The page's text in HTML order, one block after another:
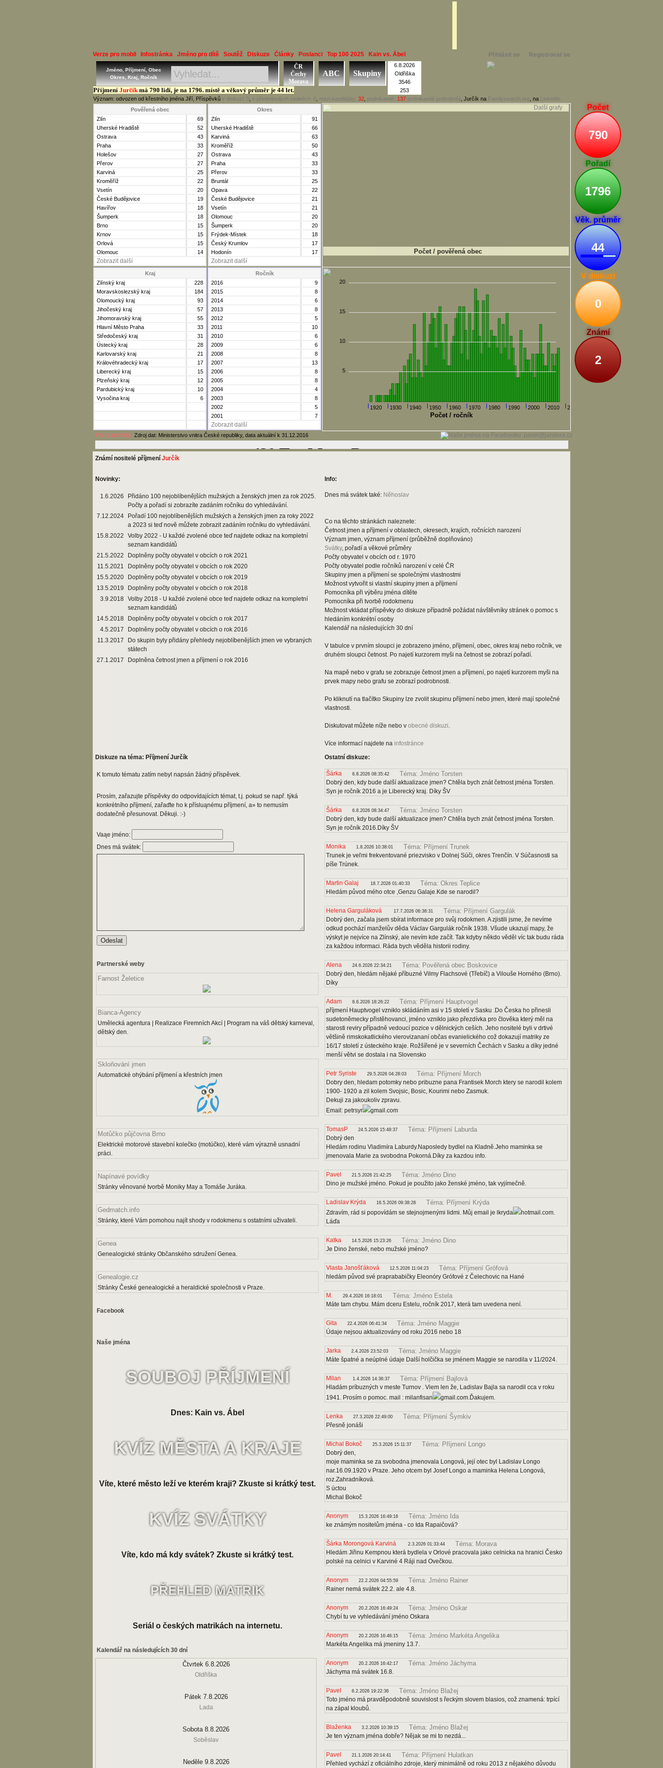
Verze pro mobil Infostránka Jméno pro dítě Soutěž Diskuze Články Poslanci Top 100 2025 Kain vs. Ábel
Další grafy
Přihlásit se Registrovat se
Počet
790
Pořadí
1796
Věk. průměr
44
V diskuzi
0
Známí
2
Příjmení Jurčíkmá 790 lidí, je na 1796. místě a věkový průměr je 44 let.
Význam: odvozen od křestního jména Jiří, Příspěvků v diskuzi: 0 v předminulých stoletích: 0 mezi kandidáty: 32 podnikatelé: 137 podnikatelé podrobněji , Jurčík na Familysearch.org , na LinkedIn
Jméno, Příjmení, Obec
Okres, Kraj, Ročník
ČR
Čechy
Morava
ABC Skupiny
6.8.2026
Oldřiška
3546
253
Pověřená obec
Zlín
69
Uherské Hradiště
52
Ostrava
43
Praha
33
Holešov
27
Přerov
27
Karviná
25
Kroměříž
22
Vsetín
20
České Budějovice
19
Havířov
18
Šumperk
18
Brno
15
Krnov
15
Orlová
15
Olomouc
14
Zobrazit další
Okres
Zlín
91
Uherské Hradiště
66
Karviná
63
Kroměříž
50
Ostrava
43
Praha
33
Přerov
33
Bruntál
25
Opava
22
České Budějovice
21
Vsetín
21
Olomouc
20
Šumperk
20
Frýdek-Místek
18
Český Krumlov
17
Hodonín
17
Zobrazit další
Počet / pověřená obec
Kraj
Zlínský kraj
228
Moravskoslezský kraj
184
Olomoucký kraj
93
Jihočeský kraj
57
Jihomoravský kraj
55
Hlavní Město Praha
33
Středočeský kraj
31
Ústecký kraj
28
Karlovarský kraj
21
Královéhradecký kraj
17
Liberecký kraj
15
Plzeňský kraj
12
Pardubický kraj
10
Vysočina kraj
6
Ročník
2016
9
2015
8
2014
6
2013
8
2012
5
2011
10
2010
6
2009
6
2008
8
2007
13
2006
8
2005
8
2004
4
2003
8
2002
5
2001
7
Zobrazit další
1920 1930 1940 1950 1960 1970 1980 1990 2000 2010 2020
5
10
15
20
Počet / ročník
Verze pro tisk Zdroj dat: Ministerstvo vnitra České republiky, data aktuální k 31.12.2016 pavel@jandora.cz
Známí nositelé příjmení Jurčík
Novinky: Info:
1.6.2026
Přidáno 100 nejoblíbenějších mužských a ženských jmen za rok 2025.
Počty a pořadí si zobrazíte zadáním ročníku do vyhledávání.
7.12.2024
Pořadí 100 nejoblíbenějších mužských a ženských jmen za roky 2022
a 2023 si teď nově můžete zobrazit zadáním ročníku do vyhledávání.
15.8.2022
Volby 2022 - U každé zvolené obce teď najdete odkaz na kompletní
seznam kandidátů
21.5.2022
Doplněny počty obyvatel v obcích o rok 2021
11.5.2021
Doplněny počty obyvatel v obcích o rok 2020
15.5.2020
Doplněny počty obyvatel v obcích o rok 2019
13.5.2019
Doplněny počty obyvatel v obcích o rok 2018
3.9.2018 Volby 2018 - U každé zvolené obce teď najdete odkaz na kompletní
seznam kandidátů
14.5.2018
Doplněny počty obyvatel v obcích o rok 2017
4.5.2017
Doplněny počty obyvatel v obcích o rok 2016
11.3.2017
Do skupin byly přidány přehledy nejoblíbenějších jmen ve vybraných
státech
27.1.2017
Doplněna četnost jmen a příjmení o rok 2016
Dnes má svátek také: Něhoslav
Co na těchto stránkách naleznete:
Četnost jmen a příjmení v oblastech, okresech, krajích, ročnících narození
Význam jmen, význam příjmení (průběžně doplňováno)
Svátky, pořadí a věkové průměry
Počty obyvatel v obcích od r. 1970
Počty obyvatel podle ročníků narození v celé ČR
Skupiny jmen a příjmení se společnými vlastnostmi
Možnost vytvořit si vlastní skupiny jmen a příjmení
Pomocníka při výběru jména dítěte
Pomocníka při tvorbě rodokmenu
Možnost vkládat příspěvky do diskuze případně požádat návštěvníky stránek o pomoc s
hledáním konkrétní osoby
Kalendář na následujících 30 dní
V tabulce v prvním sloupci je zobrazeno jméno, příjmení, obec, okres kraj nebo ročník, ve
druhém sloupci četnost. Po najetí kurzorem myši na četnost se zobrazí pořadí.
Na mapě nebo v grafu se zobrazuje četnost jmen a příjmení, po najetí kurzorem myši na
prvek mapy nebo grafu se zobrazí podrobnosti.
Po kliknutí na tlačítko Skupiny lze zvolit skupinu příjmení nebo jmen, které mají společné
vlastnosti.
Diskutovat můžete níže nebo v obecné diskuzi.
Více informací najdete na infostránce
Diskuze na téma: Příjmení Jurčík
Ostatní diskuze:
K tomuto tématu zatím nebyl napsán žádný příspěvek.
Prosím, zařazujte příspěvky do odpovídajících témat, t.j. pokud se např. týká
konkrétního příjmení, zařaďte ho k přísluąnému příjmení, a» to nemusím
dodatečně přesunovat. Děkuji. :-)
Vaąe jméno:
Dnes má svátek:
Partnerské weby
Farnost Želetice
Bianca-Agency
Umělecká agentura | Realizace Firemních Akcí | Program na váš dětský karneval,
dětský den.
Skloňování jmen
Automatické ohýbání příjmení a křestních jmen
Motůčko půjčovna Brno
Elektrické motorové stavební kolečko (motúčko), které vám výrazně usnadní
práci.
Napínavé povídky
Stránky věnované tvorbě Moniky May a Tomáše Juráka.
Gedmatch.info
Stránky, které Vám pomohou najít shody v rodokmenu s ostatními uživateli.
Genea
Genealogické stránky Občanského sdružení Genea.
Genealogie.cz
Stránky České genealogické a heraldické společnosti v Praze.
Facebook
Naše jména
SOUBOJ PŘÍJMENÍ
Dnes: Kain vs. Ábel
KVÍZ MĚSTA A KRAJE
Víte, které město leží ve kterém kraji? Zkuste si krátký test.
KVÍZ SVÁTKY
Víte, kdo má kdy svátek? Zkuste si krátký test.
PŘEHLED MATRIK
Seriál o českých matrikách na internetu.
Kalendář na následujících 30 dní
Čtvrtek 6.8.2026
Oldřiška
Pátek 7.8.2026
Lada
Sobota 8.8.2026
Soběslav
Neděle 9.8.2026
Šárka 6.8.2026 08:35:42 Téma: Jméno Torsten
Dobrý den, kdy bude další aktualizace jmen? Chtěla bych znát četnost jména Torsten.
Syn je ročník 2016 a je Liberecký kraj. Díky ŠV
Šárka 6.8.2026 08:34:47 Téma: Jméno Torsten
Dobrý den, kdy bude další aktualizace jmen? Chtěla bych znát četnost jména Torsten.
Syn je ročník 2016.Díky ŠV
Monika 1.8.2026 10:38:01 Téma: Příjmení Trunek
Trunek je veľmi frekventované priezvisko v Dolnej Súči, okres Trenčín. V Súčasnosti sa
píše Trúnek.
Martin Galaj 18.7.2026 01:40:33 Téma: Okres Teplice
Hledám původ mého otce ,Genzu Galaje.Kde se narodil?
Helena Garguláková 17.7.2026 06:38:31 Téma: Příjmení Gargulák
Dobrý den, začala jsem sbírat informace pro svůj rodokmen. A zjistili jsme, že nevíme
odkud pochází manželův děda Václav Gargulák ročník 1938. Všude ukazují mapy, že
výskyt je nejvíce na Zlínský, ale nevím kde začít. Tak kdyby někdo věděl víc tak budu ráda
za každou informaci. Ráda bych věděla historii rodiny.
Alena 24.6.2026 22:34:21 Téma: Pověřená obec Boskovice
Dobrý den, hledám nějaké příbuzné Vilmy Flachsové (Třebíč) a Vilouše Horného (Brno).
Díky
Adam 8.6.2026 18:26:22 Téma: Příjmení Hauptvogel
příjmení Hauptvogel vzniklo skládáním asi v 15 století v Sasku .Do Česka ho přinesli
sudetoněmecky přistěhovanci, jméno vzniklo jako přezdívka pro člověka který měl na
starosti reviry případně vedoucí pozice v dělnických ceších. Jeho nositelé byli v drtivé
většině rimskokatlického vierovizananí občas evanielického což dokazují matriky ze
16/17 století z ústeckého kraje. Rožšířené je v severních Čechách v Sasku a díky jedné
menší větvi se dostala i na Slovensko
Petr Syriste 29.5.2026 04:28:03 Téma: Příjmení Morch
Dobry den, hledam potomky nebo pribuzne pana Frantisek Morch ktery se narodil kolem
1900- 1920 a zil kolem Svojsic, Bosic, Kourimi nebo Zasmuk.
Dekuji za jakoukoliv zpravu.
Email: petrsyr
gmail.com
TomasP 24.5.2026 15:48:37 Téma: Příjmení Laburda
Dobrý den
Hledám rodinu Vladimíra Laburdy.Naposledy bydlel na Kladně.Jeho maminka se
jmenovala Marie za svobodna Pokorná.Díky za kazdou info.
Pavel 21.5.2026 21:42:25 Téma: Jméno Dino
Dino je mužské jméno. Pokud je použito jako ženské jméno, tak vyjímečně.
Ladislav Krýda 16.5.2026 09:38:28 Téma: Příjmení Krýda
Zdravím, rád si popovídám se stejnojmenými lidmi. Můj email je lkryda
hotmail.com.
Láďa
Katka 14.5.2026 15:23:26 Téma: Jméno Dino
Je Dino ženské, nebo mužské jméno?
Vlasta Janošťáková 12.5.2026 11:04:23 Téma: Příjmení Grófová
hledám původ své praprababičky Eleonóry Grófové z Čelechovic na Hané
M. 29.4.2026 16:18:01 Téma: Jméno Estela
Máte tam chybu. Mám dceru Estelu, ročník 2017, která tam uvedena není.
Gita 22.4.2026 06:41:34 Téma: Jméno Maggie
Údaje nejsou aktualizovány od roku 2016 nebo 18
Jarka 2.4.2026 23:52:03 Téma: Jméno Maggie
Máte špatné a neúplné údaje Další holčička se jménem Maggie se narodila v 11/2024.
Milan 1.4.2026 14:36:37 Téma: Příjmení Bajlová
Hladám príbuzných v meste Turnov . Viem len že, Ladislav Bajla sa narodil cca v roku
1941. Prosím o pomoc. mail : milanfisan
gmail.com.Ďakujem.
Lenka 27.3.2026 22:49:00 Téma: Příjmení Šymkiv
Přesně jonáši
Michal Bokoč 25.3.2026 15:11:37 Téma: Příjmení Longo
Dobrý den,
moje maminka se za svobodna jmenovala Longová, její otec byl Ladislav Longo
nar.16.09.1920 v Praze. Jeho otcem byl Josef Longo a maminka Helena Longová,
roz.Zahradníková.
S úctou
Michal Bokoč
Anonym 15.3.2026 16:49:16 Téma: Jméno Ida
ke známým nositelům jména - co Ida Rapaičová?
Šárka Morongová Karviná 2.3.2026 01:33:44 Téma: Morava
Hledám Jiřinu Kempnou která bydlela v Orlové pracovala jako celnicka na hranici Česko
polské na celnici v Karviné 4 Ráji nad Ovečkou.
Anonym 22.2.2026 04:55:59 Téma: Jméno Rainer
Rainer nemá svátek 22.2. ale 4.8.
Anonym 20.2.2026 16:49:24 Téma: Jméno Oskar
Chybí tu ve vyhledávání jméno Oskara
Anonym 20.2.2026 16:46:15 Téma: Jméno Markéta Angelika
Markéta Angelika má jmeniny 13.7.
Anonym 20.2.2026 16:42:17 Téma: Jméno Jáchyma
Jáchyma má svátek 16.8.
Pavel 6.2.2026 19:22:36 Téma: Jméno Blažej
Toto jméno má pravděpodobně souvislost s řeckým slovem blasios, což znamená: trpící
na zápal kloubů.
Blaženka 3.2.2026 10:39:15 Téma: Jméno Blažej
Je ten význam jména dobře? Nějak se mi to nezdá...
Pavel 21.1.2026 20:14:41 Téma: Příjmení Hulatkan
Přehled vychází z oficiálního zdroje, který minimálně od roku 2013 z nějakého důvodu